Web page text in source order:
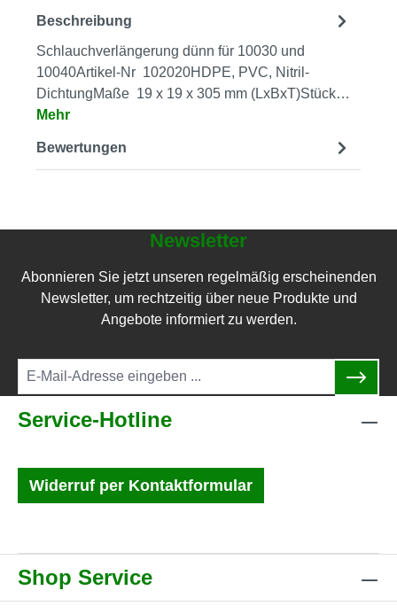
Beschreibung
Schlauchverlängerung dünn für 10030 und
10040Artikel-Nr 102020HDPE, PVC, Nitril-
DichtungMaße 19 x 19 x 305 mm (LxBxT)Stück…
Mehr
Bewertungen
Newsletter
Abonnieren Sie jetzt unseren regelmäßig erscheinenden
Newsletter, um rechtzeitig über neue Produkte und
Angebote informiert zu werden.
Service-Hotline
Widerruf per Kontaktformular
Shop Service